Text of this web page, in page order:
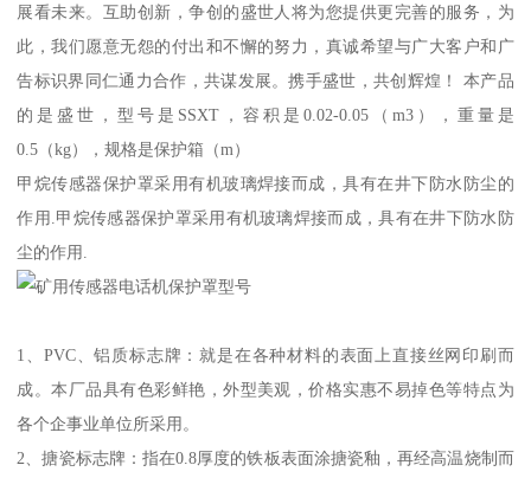
展看未来。互助创新，争创的盛世人将为您提供更完善的服务，为
此，我们愿意无怨的付出和不懈的努力，真诚希望与广大客户和广
告标识界同仁通力合作，共谋发展。携手盛世，共创辉煌！ 本产品
的是盛世，型号是SSXT，容积是0.02-0.05（m3），重量是
0.5（kg），规格是保护箱（m）
甲烷传感器保护罩采用有机玻璃焊接而成，具有在井下防水防尘的
作用.甲烷传感器保护罩采用有机玻璃焊接而成，具有在井下防水防
尘的作用.
1、PVC、铝质标志牌：就是在各种材料的表面上直接丝网印刷而
成。本厂品具有色彩鲜艳，外型美观，价格实惠不易掉色等特点为
各个企事业单位所采用。
2、搪瓷标志牌：指在0.8厚度的铁板表面涂搪瓷釉，再经高温烧制而